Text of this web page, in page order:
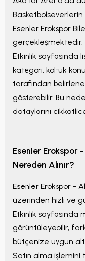
Basketbolseverlerin
Esenler Erokspor
gerçekleşmektedir.
Etkinlik sayfasında
kategori, koltuk
tarafından
gösterebilir. Bu
detaylarını
Esenler Erokspor
Nereden Alınır?
Esenler Erokspor -
üzerinden hızlı ve
Etkinlik sayfasında
görüntüleyebilir,
bütçenize uygun
Satın alma